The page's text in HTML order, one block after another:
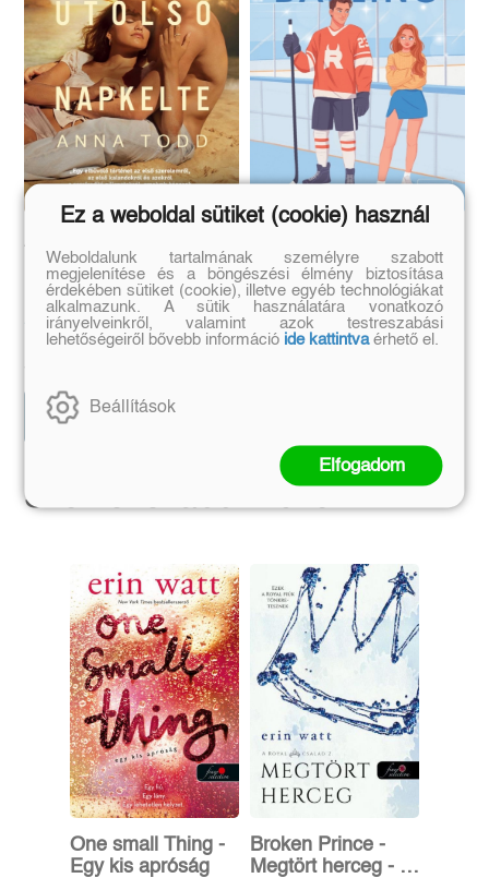
Az utolsó napkelte
Anna Todd
Eredeti ár:
Kötött ár:
Előrendelem
Alexandra Moody
Eredeti ár:
Kötött ár:
Szerző további művei
One small Thing -
Egy kis apróság
Broken Prince -
Megtört herceg - A
Ez a weboldal sütiket (cookie) használ
Weboldalunk tartalmának személyre szabott
megjelenítése és a böngészési élmény biztosítása
érdekében sütiket (cookie), illetve egyéb technológiákat
alkalmazunk. A sütik használatára vonatkozó
irányelveinkről, valamint azok testreszabási
lehetőségeiről bővebb információ ide kattintvaérhető el.
Beállítások
Elfogadom